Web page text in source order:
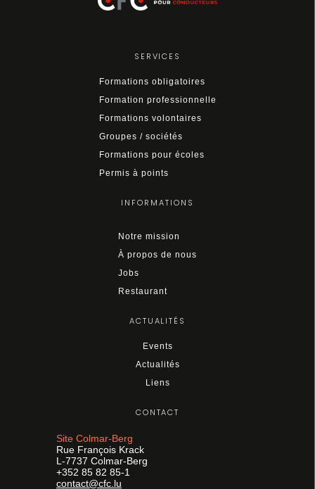
SERVICES
Formations obligatoires
Formation professionnelle
Formations volontaires
Groupes / sociétés
Formations pour écoles
Permis à points
INFORMATIONS
Notre mission
À propos de nous
Jobs
Restaurant
ACTUALITÉS
Events
Actualités
Liens
CONTACT
Site Colmar-Berg
Rue François Krack
L-7737 Colmar-Berg
+352 85 82 85-1
contact@cfc.lu